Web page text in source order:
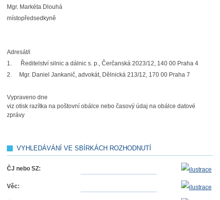
Mgr. Markéta Dlouhá
místopředsedkyně
Adresát/i
1. Ředitelství silnic a dálnic s. p., Čerčanská 2023/12, 140 00 Praha 4
2. Mgr. Daniel Jankanič, advokát, Dělnická 213/12, 170 00 Praha 7
Vypraveno dne
viz otisk razítka na poštovní obálce nebo časový údaj na obálce datové
zprávy
VYHLEDÁVÁNÍ VE SBÍRKÁCH ROZHODNUTÍ
ČJ nebo SZ:
Věc: